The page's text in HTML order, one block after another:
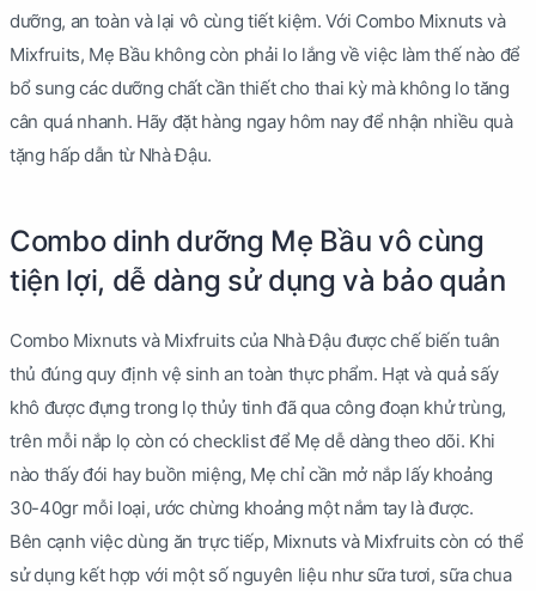
dưỡng, an toàn và lại vô cùng tiết kiệm. Với Combo Mixnuts và
Mixfruits, Mẹ Bầu không còn phải lo lắng về việc làm thế nào để
bổ sung các dưỡng chất cần thiết cho thai kỳ mà không lo tăng
cân quá nhanh. Hãy đặt hàng ngay hôm nay để nhận nhiều quà
tặng hấp dẫn từ Nhà Đậu.
Combo dinh dưỡng Mẹ Bầu vô cùng
tiện lợi, dễ dàng sử dụng và bảo quản
Combo Mixnuts và Mixfruits của Nhà Đậu được chế biến tuân
thủ đúng quy định vệ sinh an toàn thực phẩm. Hạt và quả sấy
khô được đựng trong lọ thủy tinh đã qua công đoạn khử trùng,
trên mỗi nắp lọ còn có checklist để Mẹ dễ dàng theo dõi. Khi
nào thấy đói hay buồn miệng, Mẹ chỉ cần mở nắp lấy khoảng
30-40gr mỗi loại, ước chừng khoảng một nắm tay là được.
Bên cạnh việc dùng ăn trực tiếp, Mixnuts và Mixfruits còn có thể
sử dụng kết hợp với một số nguyên liệu như sữa tươi, sữa chua